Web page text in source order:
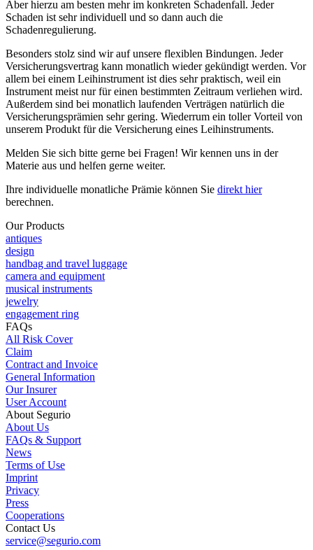
Aber hierzu am besten mehr im konkreten Schadenfall. Jeder
Schaden ist sehr individuell und so dann auch die
Schadenregulierung.
Besonders stolz sind wir auf unsere flexiblen Bindungen. Jeder
Versicherungsvertrag kann monatlich wieder gekündigt werden. Vor
allem bei einem Leihinstrument ist dies sehr praktisch, weil ein
Instrument meist nur für einen bestimmten Zeitraum verliehen wird.
Außerdem sind bei monatlich laufenden Verträgen natürlich die
Versicherungsprämien sehr gering. Wiederrum ein toller Vorteil von
unserem Produkt für die Versicherung eines Leihinstruments.
Melden Sie sich bitte gerne bei Fragen! Wir kennen uns in der
Materie aus und helfen gerne weiter.
Ihre individuelle monatliche Prämie können Sie direkt hier
berechnen.
Our Products
antiques
design
handbag and travel luggage
camera and equipment
musical instruments
jewelry
engagement ring
FAQs
All Risk Cover
Claim
Contract and Invoice
General Information
Our Insurer
User Account
About Segurio
About Us
FAQs & Support
News
Terms of Use
Imprint
Privacy
Press
Cooperations
Contact Us
service@segurio.com